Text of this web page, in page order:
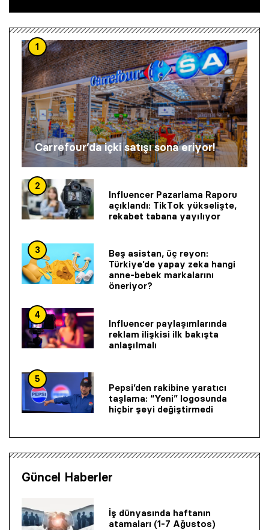
1
Carrefour’da içki satışı sona eriyor!
2
Influencer Pazarlama Raporu
açıklandı: TikTok yükselişte,
rekabet tabana yayılıyor
3
Beş asistan, üç reyon:
Türkiye’de yapay zeka hangi
anne-bebek markalarını
öneriyor?
4
Influencer paylaşımlarında
reklam ilişkisi ilk bakışta
anlaşılmalı
5
Pepsi’den rakibine yaratıcı
taşlama: “Yeni” logosunda
hiçbir şeyi değiştirmedi
Güncel Haberler
İş dünyasında haftanın
atamaları (1-7 Ağustos)